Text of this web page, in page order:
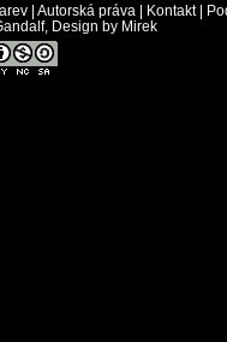
| Autorská práva | Kontakt|
Design by Mirek